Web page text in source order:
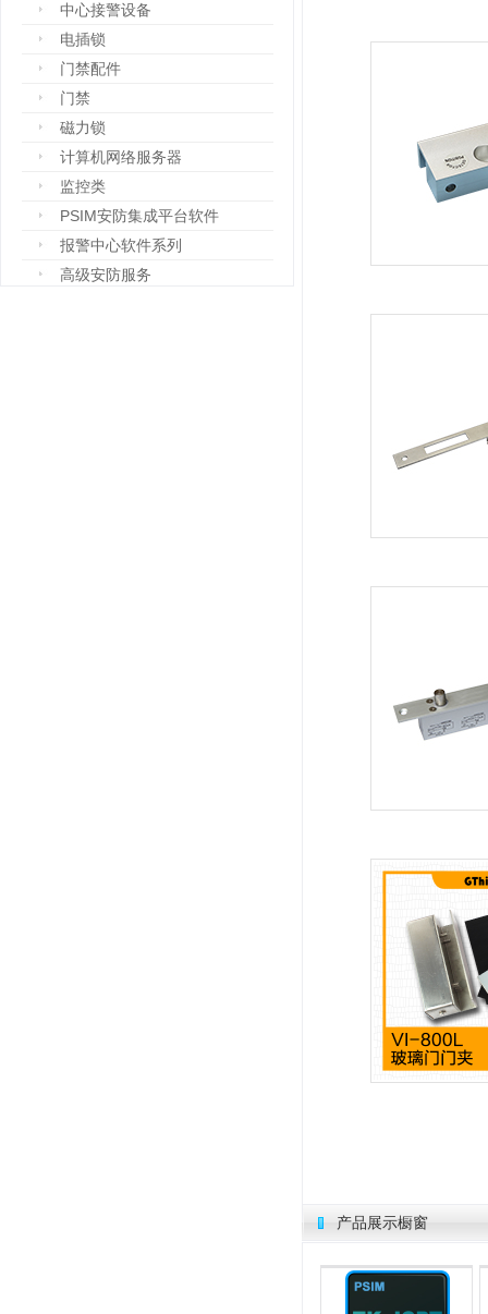
中心接警设备
电插锁
门禁配件
门禁
磁力锁
计算机网络服务器
监控类
PSIM安防集成平台软件
报警中心软件系列
高级安防服务
产品展示橱窗